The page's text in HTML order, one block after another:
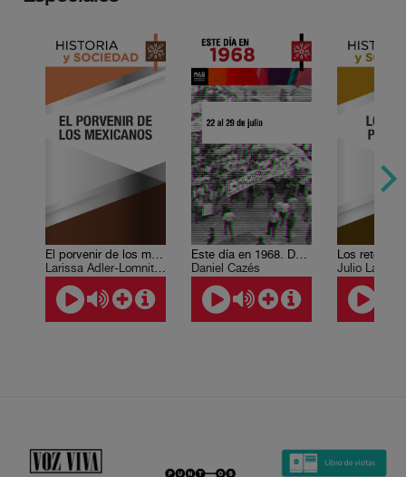
El porvenir de los mexicanos
Larissa Adler-Lomnitz et al
Este día en 1968. Del 22 al 29 de julio.
Daniel Cazés
Los retos